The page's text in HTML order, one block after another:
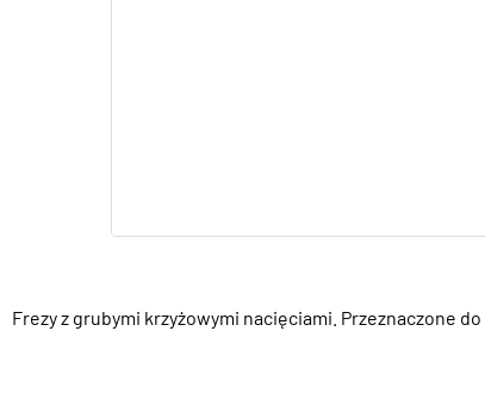
Frezy z grubymi krzyżowymi nacięciami. Przeznaczone